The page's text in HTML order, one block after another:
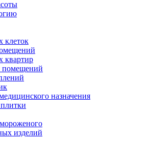
клеток
квартир
помещений
назначения
изделий